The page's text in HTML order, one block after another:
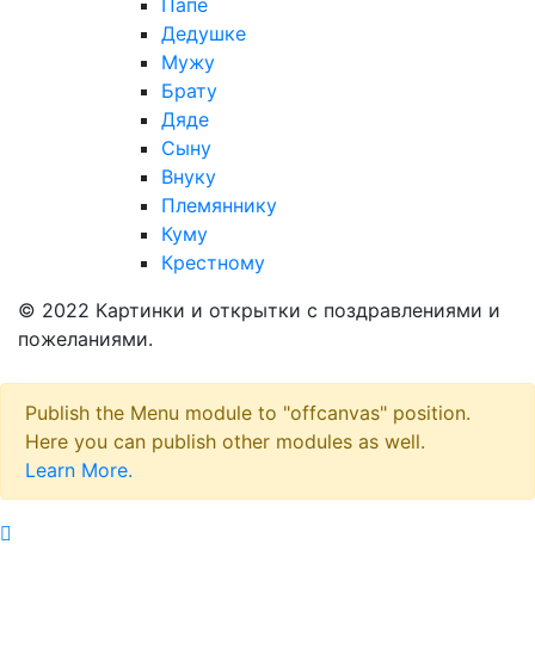
Папе
Дедушке
Мужу
Брату
Дяде
Сыну
Внуку
Племяннику
Куму
Крестному
© 2022 Картинки и открытки с поздравлениями и
пожеланиями.
Publish the Menu module to "offcanvas" position.
Here you can publish other modules as well.
Learn More.